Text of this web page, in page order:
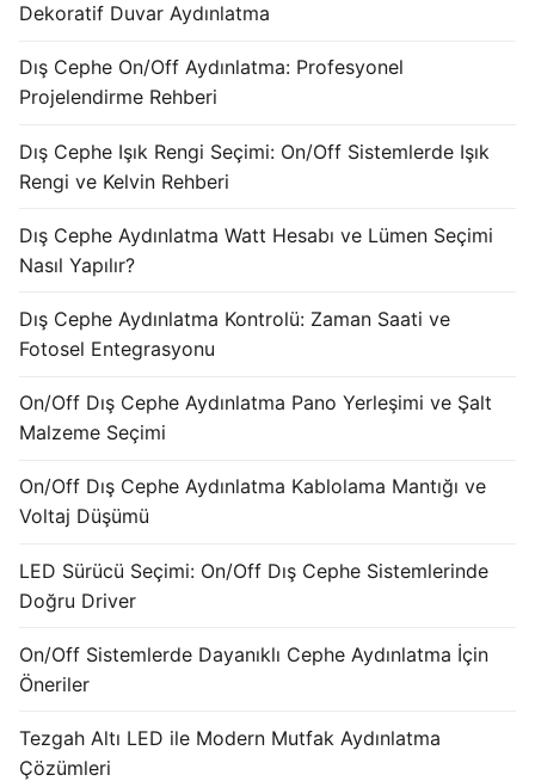
Turkish
Russian
French
Dekoratif Duvar Aydınlatma
Dış Cephe On/Off Aydınlatma: Profesyonel
Projelendirme Rehberi
Dış Cephe Işık Rengi Seçimi: On/Off Sistemlerde Işık
Rengi ve Kelvin Rehberi
Dış Cephe Aydınlatma Watt Hesabı ve Lümen Seçimi
Nasıl Yapılır?
Dış Cephe Aydınlatma Kontrolü: Zaman Saati ve
Fotosel Entegrasyonu
On/Off Dış Cephe Aydınlatma Pano Yerleşimi ve Şalt
Malzeme Seçimi
On/Off Dış Cephe Aydınlatma Kablolama Mantığı ve
Voltaj Düşümü
LED Sürücü Seçimi: On/Off Dış Cephe Sistemlerinde
Doğru Driver
On/Off Sistemlerde Dayanıklı Cephe Aydınlatma İçin
Öneriler
Tezgah Altı LED ile Modern Mutfak Aydınlatma
Çözümleri